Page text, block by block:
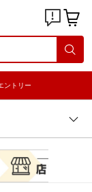
ントリー